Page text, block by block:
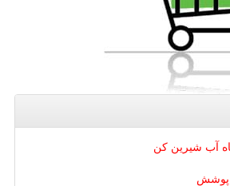
آب شیرین کن
پوشش